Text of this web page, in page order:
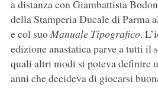
a distanza con Giambattista
della Stamperia Ducale di Parma
e col suoManuale Tipografico.
edizione anastatica parve a tutti il
quali altri modi si poteva definire
anni che decideva di giocarsi